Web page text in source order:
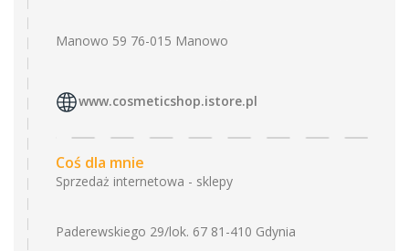
Manowo 59 76-015 Manowo
www.cosmeticshop.istore.pl
Coś dla mnie
Sprzedaż internetowa - sklepy
Paderewskiego 29/lok. 67 81-410 Gdynia